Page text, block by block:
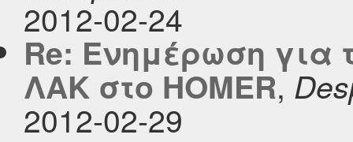
2012-02-24
Re: Ενημέρωση για
ΛΑΚ στο HOMER,
2012-02-29